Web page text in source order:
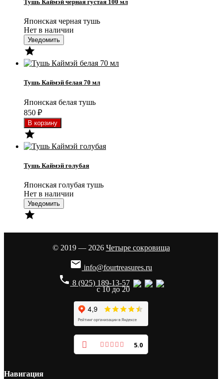
Тушь Каймэй черная густая 100 мл
Японская черная тушь
Нет в наличии
Уведомить

Тушь Каймэй белая 70 мл
Японская белая тушь
850 ₽

Тушь Каймэй голубая
Японская голубая тушь
Нет в наличии
Уведомить

© 2019 — 2026 Четыре сокровища
 info@fourtreasures.ru
phone 8 (925) 189-13-57
с 10 до 20
5.0
Навигация